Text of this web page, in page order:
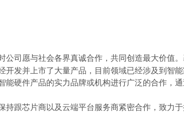
司愿与社会各界真诚合作，共同创造最大价值
发并上市了大量产品，目前领域已经涉及到智
产品的实力品牌或机构进行广泛的合作，通
跟芯片商以及云端平台服务商紧密合作，致力